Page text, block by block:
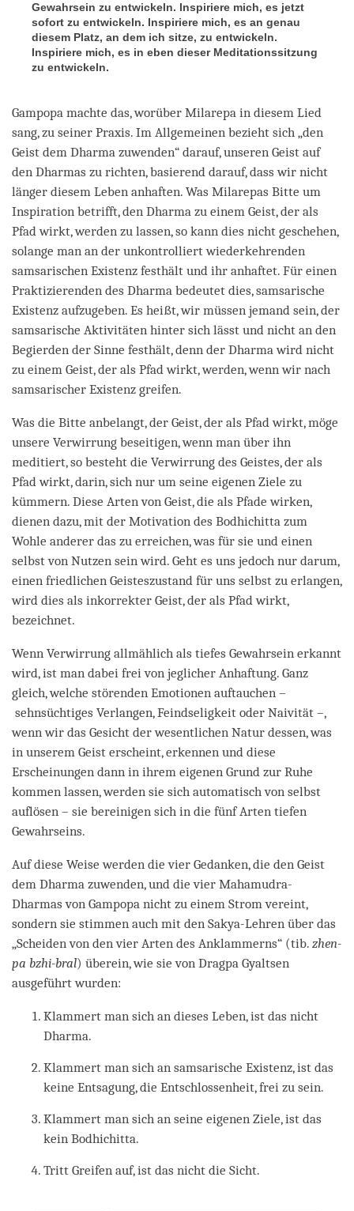
Gewahrsein zu entwickeln. Inspiriere mich, es jetzt
sofort zu entwickeln. Inspiriere mich, es an genau
diesem Platz, an dem ich sitze, zu entwickeln.
Inspiriere mich, es in eben dieser Meditationssitzung
zu entwickeln.
Gampopa machte das, worüber Milarepa in diesem Lied
sang, zu seiner Praxis. Im Allgemeinen bezieht sich „den
Geist dem Dharma zuwenden“ darauf, unseren Geist auf
den Dharmas zu richten, basierend darauf, dass wir nicht
länger diesem Leben anhaften. Was Milarepas Bitte um
Inspiration betrifft, den Dharma zu einem Geist, der als
Pfad wirkt, werden zu lassen, so kann dies nicht geschehen,
solange man an der unkontrolliert wiederkehrenden
samsarischen Existenz festhält und ihr anhaftet. Für einen
Praktizierenden des Dharma bedeutet dies, samsarische
Existenz aufzugeben. Es heißt, wir müssen jemand sein, der
samsarische Aktivitäten hinter sich lässt und nicht an den
Begierden der Sinne festhält, denn der Dharma wird nicht
zu einem Geist, der als Pfad wirkt, werden, wenn wir nach
samsarischer Existenz greifen.
Was die Bitte anbelangt, der Geist, der als Pfad wirkt, möge
unsere Verwirrung beseitigen, wenn man über ihn
meditiert, so besteht die Verwirrung des Geistes, der als
Pfad wirkt, darin, sich nur um seine eigenen Ziele zu
kümmern. Diese Arten von Geist, die als Pfade wirken,
dienen dazu, mit der Motivation des Bodhichitta zum
Wohle anderer das zu erreichen, was für sie und einen
selbst von Nutzen sein wird. Geht es uns jedoch nur darum,
einen friedlichen Geisteszustand für uns selbst zu erlangen,
wird dies als inkorrekter Geist, der als Pfad wirkt,
bezeichnet.
Wenn Verwirrung allmählich als tiefes Gewahrsein erkannt
wird, ist man dabei frei von jeglicher Anhaftung. Ganz
gleich, welche störenden Emotionen auftauchen –
sehnsüchtiges Verlangen, Feindseligkeit oder Naivität –,
wenn wir das Gesicht der wesentlichen Natur dessen, was
in unserem Geist erscheint, erkennen und diese
Erscheinungen dann in ihrem eigenen Grund zur Ruhe
kommen lassen, werden sie sich automatisch von selbst
auflösen – sie bereinigen sich in die fünf Arten tiefen
Gewahrseins.
Auf diese Weise werden die vier Gedanken, die den Geist
dem Dharma zuwenden, und die vier Mahamudra-
Dharmas von Gampopa nicht zu einem Strom vereint,
sondern sie stimmen auch mit den Sakya-Lehren über das
„Scheiden von den vier Arten des Anklammerns“ (tib. zhen-
pa bzhi-bral) überein, wie sie von Dragpa Gyaltsen
ausgeführt wurden:
Klammert man sich an dieses Leben, ist das nicht
Dharma.
Klammert man sich an samsarische Existenz, ist das
keine Entsagung, die Entschlossenheit, frei zu sein.
Klammert man sich an seine eigenen Ziele, ist das
kein Bodhichitta.
Tritt Greifen auf, ist das nicht die Sicht.